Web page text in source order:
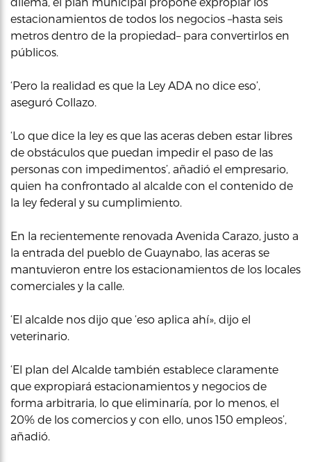
estacionamientos de todos los negocios –hasta seis
metros dentro de la propiedad– para convertirlos en
públicos.
‘Pero la realidad es que la Ley ADA no dice eso’,
aseguró Collazo.
‘Lo que dice la ley es que las aceras deben estar libres
de obstáculos que puedan impedir el paso de las
personas con impedimentos’, añadió el empresario,
quien ha confrontado al alcalde con el contenido de
la ley federal y su cumplimiento.
En la recientemente renovada Avenida Carazo, justo a
la entrada del pueblo de Guaynabo, las aceras se
mantuvieron entre los estacionamientos de los locales
comerciales y la calle.
‘El alcalde nos dijo que ‘eso aplica ahí», dijo el
veterinario.
‘El plan del Alcalde también establece claramente
que expropiará estacionamientos y negocios de
forma arbitraria, lo que eliminaría, por lo menos, el
20% de los comercios y con ello, unos 150 empleos’,
añadió.